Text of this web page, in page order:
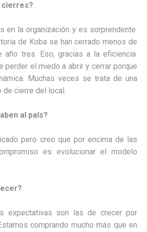
cierres?
en la organización y es sorprendente.
de Koba se han cerrado menos de
tres. Eso, gracias a la eficiencia.
perder el miedo a abrir y cerrar porque
Muchas veces se trata de una
de cierre del local.
al país?
pero creo que por encima de las
es evolucionar el modelo
expectativas son las de crecer por
comprando mucho más que en